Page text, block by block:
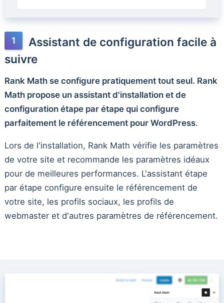
Assistant de configuration facile à
suivre
Rank Math se configure pratiquement tout seul. Rank
Math propose un assistant d'installation et de
configuration étape par étape qui configure
parfaitement le référencement pour WordPress.
Lors de l'installation, Rank Math vérifie les paramètres
de votre site et recommande les paramètres idéaux
pour de meilleures performances. L'assistant étape
par étape configure ensuite le référencement de
votre site, les profils sociaux, les profils de
webmaster et d'autres paramètres de référencement.